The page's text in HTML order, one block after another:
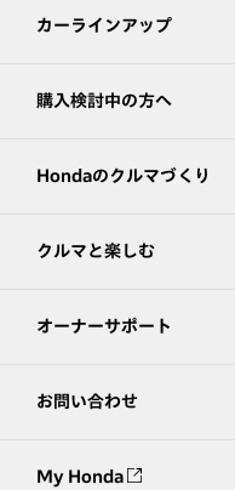
カーラインアップ
購入検討中の方へ
Hondaのクルマづくり
クルマと楽しむ
オーナーサポート
お問い合わせ
My Honda